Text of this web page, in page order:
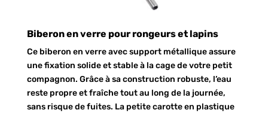
Biberon en verre pour rongeurs et lapins
Ce biberon en verre avec support métallique assure
une fixation solide et stable à la cage de votre petit
compagnon. Grâce à sa construction robuste, l’eau
reste propre et fraîche tout au long de la journée,
sans risque de fuites. La petite carotte en plastique